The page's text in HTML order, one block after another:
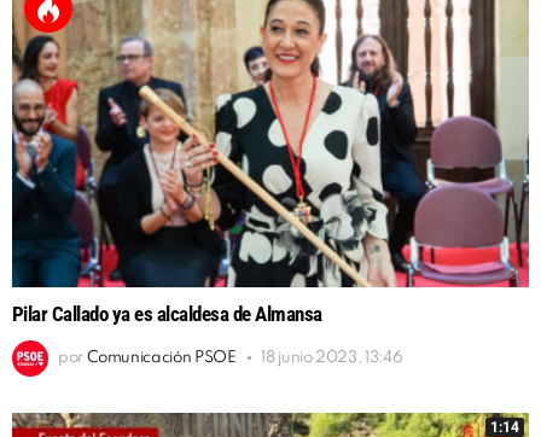
Pilar Callado ya es alcaldesa de Almansa
por Comunicación PSOE 18 junio 2023, 13:46
1:14